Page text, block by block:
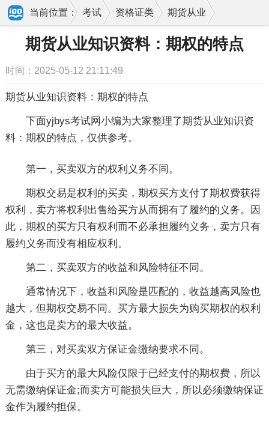
当前位置： 考试 资格证类 期货从业
期货从业知识资料：期权的特点
期货从业知识资料：期权的特点
时间：2025-05-12 21:11:49
期货从业知识资料：期权的特点
下面yjbys考试网小编为大家整理了期货从业知识资
料：期权的特点，仅供参考。
第一，买卖双方的权利义务不同。
期权交易是权利的买卖，期权买方支付了期权费获得
权利，卖方将权利出售给买方从而拥有了履约的义务。因
此，期权的买方只有权利而不必承担履约义务，卖方只有
履约义务而没有相应权利。
第二，买卖双方的收益和风险特征不同。
通常情况下，收益和风险是匹配的，收益越高风险也
越大，但期权交易不同。买方最大损失为购买期权的权利
金，这也是卖方的最大收益。
第三，对买卖双方保证金缴纳要求不同。
由于买方的最大风险仅限于已经支付的期权费，所以
无需缴纳保证金;而卖方可能损失巨大，所以必须缴纳保证
金作为履约担保。